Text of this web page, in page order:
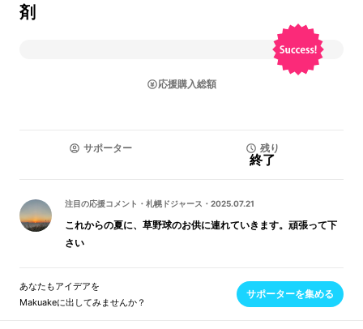
剤
応援購入総額
サポーター 残り
終了
注目の応援コメント ・ 札幌ドジャース ・ 2025.07.21
これからの夏に、草野球のお供に連れていきます。頑張って下
さい
あなたもアイデアを
Makuakeに出してみませんか？
サポーターを集める